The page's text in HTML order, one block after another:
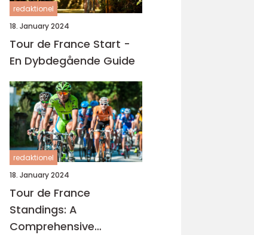
redaktionel
18. January 2024
Tour de France Start -
En Dybdegående Guide
redaktionel
18. January 2024
Tour de France
Standings: A
Comprehensive